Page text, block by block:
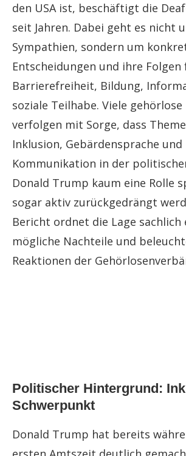
den USA ist, beschäftigt die
seit Jahren. Dabei geht es nicht
Sympathien, sondern um
Entscheidungen und ihre Folgen
Barrierefreiheit, Bildung,
soziale Teilhabe. Viele gehörlose
verfolgen mit Sorge, dass
Inklusion, Gebärdensprache
Kommunikation in der
Donald Trump kaum eine Rolle
sogar aktiv zurückgedrängt
Bericht ordnet die Lage
mögliche Nachteile und
Reaktionen der
Politischer Hintergrund:
Schwerpunkt
Donald Trump hat bereits